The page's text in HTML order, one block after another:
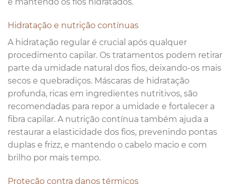
e mantendo os fios hidratados.
Hidratação e nutrição contínuas
A hidratação regular é crucial após qualquer
procedimento capilar. Os tratamentos podem retirar
parte da umidade natural dos fios, deixando-os mais
secos e quebradiços. Máscaras de hidratação
profunda, ricas em ingredientes nutritivos, são
recomendadas para repor a umidade e fortalecer a
fibra capilar. A nutrição contínua também ajuda a
restaurar a elasticidade dos fios, prevenindo pontas
duplas e frizz, e mantendo o cabelo macio e com
brilho por mais tempo.
Proteção contra danos térmicos